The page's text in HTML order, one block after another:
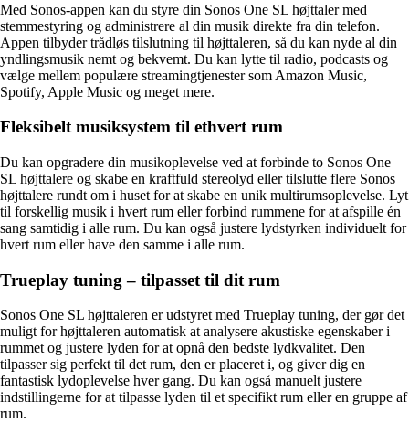
Med Sonos-appen kan du styre din Sonos One SL højttaler med
stemmestyring og administrere al din musik direkte fra din telefon.
Appen tilbyder trådløs tilslutning til højttaleren, så du kan nyde al din
yndlingsmusik nemt og bekvemt. Du kan lytte til radio, podcasts og
vælge mellem populære streamingtjenester som Amazon Music,
Spotify, Apple Music og meget mere.
Fleksibelt musiksystem til ethvert rum
Du kan opgradere din musikoplevelse ved at forbinde to Sonos One
SL højttalere og skabe en kraftfuld stereolyd eller tilslutte flere Sonos
højttalere rundt om i huset for at skabe en unik multirumsoplevelse. Lyt
til forskellig musik i hvert rum eller forbind rummene for at afspille én
sang samtidig i alle rum. Du kan også justere lydstyrken individuelt for
hvert rum eller have den samme i alle rum.
Trueplay tuning – tilpasset til dit rum
Sonos One SL højttaleren er udstyret med Trueplay tuning, der gør det
muligt for højttaleren automatisk at analysere akustiske egenskaber i
rummet og justere lyden for at opnå den bedste lydkvalitet. Den
tilpasser sig perfekt til det rum, den er placeret i, og giver dig en
fantastisk lydoplevelse hver gang. Du kan også manuelt justere
indstillingerne for at tilpasse lyden til et specifikt rum eller en gruppe af
rum.